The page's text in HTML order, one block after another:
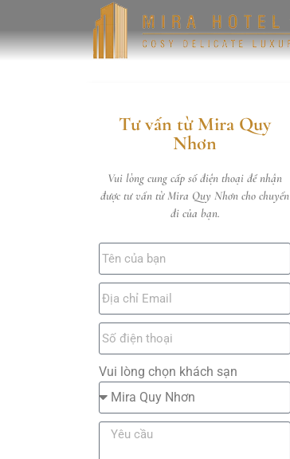
Tư vấn từ Mira Quy
Nhơn
Vui lòng cung cấp số điện thoại để nhận
được tư vấn từ Mira Quy Nhơn cho chuyến
đi của bạn.
Vui lòng chọn khách sạn